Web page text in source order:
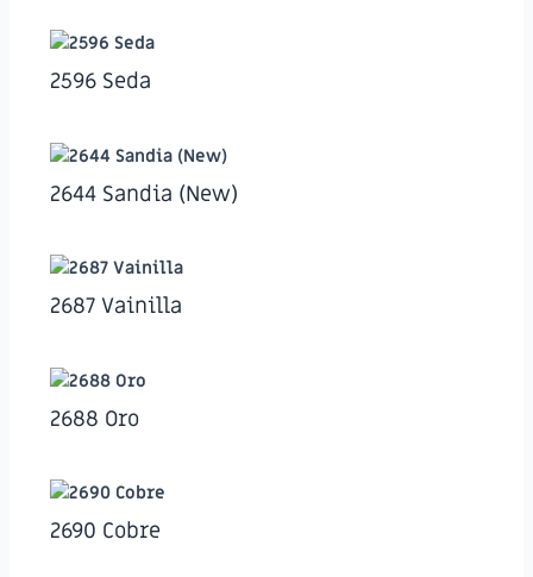
2596 Seda
2644 Sandia (New)
2687 Vainilla
2688 Oro
2690 Cobre